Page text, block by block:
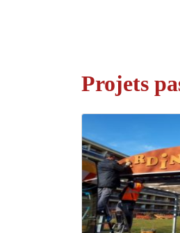
Projets